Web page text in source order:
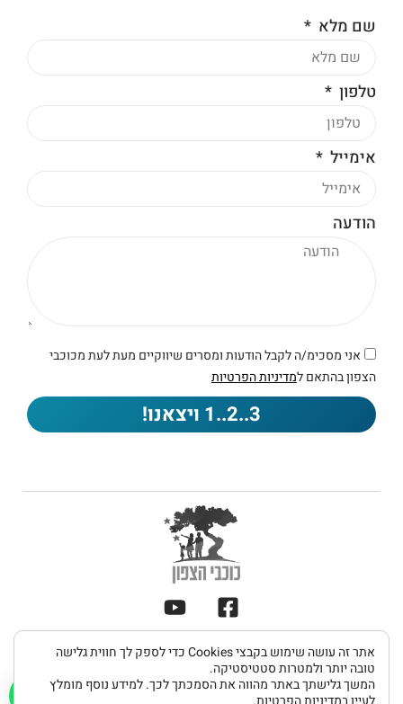
שם מלא
טלפון
אימייל
הודעה
אני מסכימ/ה לקבל הודעות ומסרים שיווקיים מעת לעת מכוכבי
הצפון בהתאם למדיניות הפרטיות
3..2..1 ויצאנו!
כל הזכויות שמורות 2026 © כוכבי הצפון
מדיניות
פרטיות
תקנון
שימוש
הצהרת
נגישות
אתר זה עושה שימוש בקבצי Cookies כדי לספק לך חווית גלישה
טובה יותר ולמטרות סטטיסטיקה.
המשך גלישתך באתר מהווה את הסמכתך לכך. למידע נוסף מומלץ